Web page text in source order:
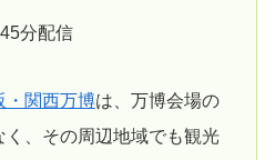
分配信
・関西万博は、万博会場の
く、その周辺地域でも観光